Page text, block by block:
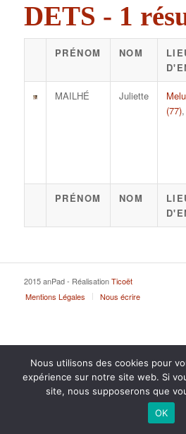
DETS - 1
PRÉNOM NOM
MAILHÉ Juliette
(77),
PRÉNOM NOM
2015 anPad - RéalisationTicoët
Mentions Légales
Nous écrire
Nous utilisons des cookies pour
expérience sur notre site web. Si
site, nous supposerons que
OK